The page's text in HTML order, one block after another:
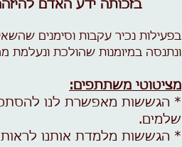
בזכותה ידע האדם
בפעילות נכיר עקבות וסימנים
ונתנסה במיומנות שהולכת ונעלמת
מציטוטי משתתפים:
* הגששות מאפשרת לנו
שלמים.
* הגששות מלמדת אותנו לראות